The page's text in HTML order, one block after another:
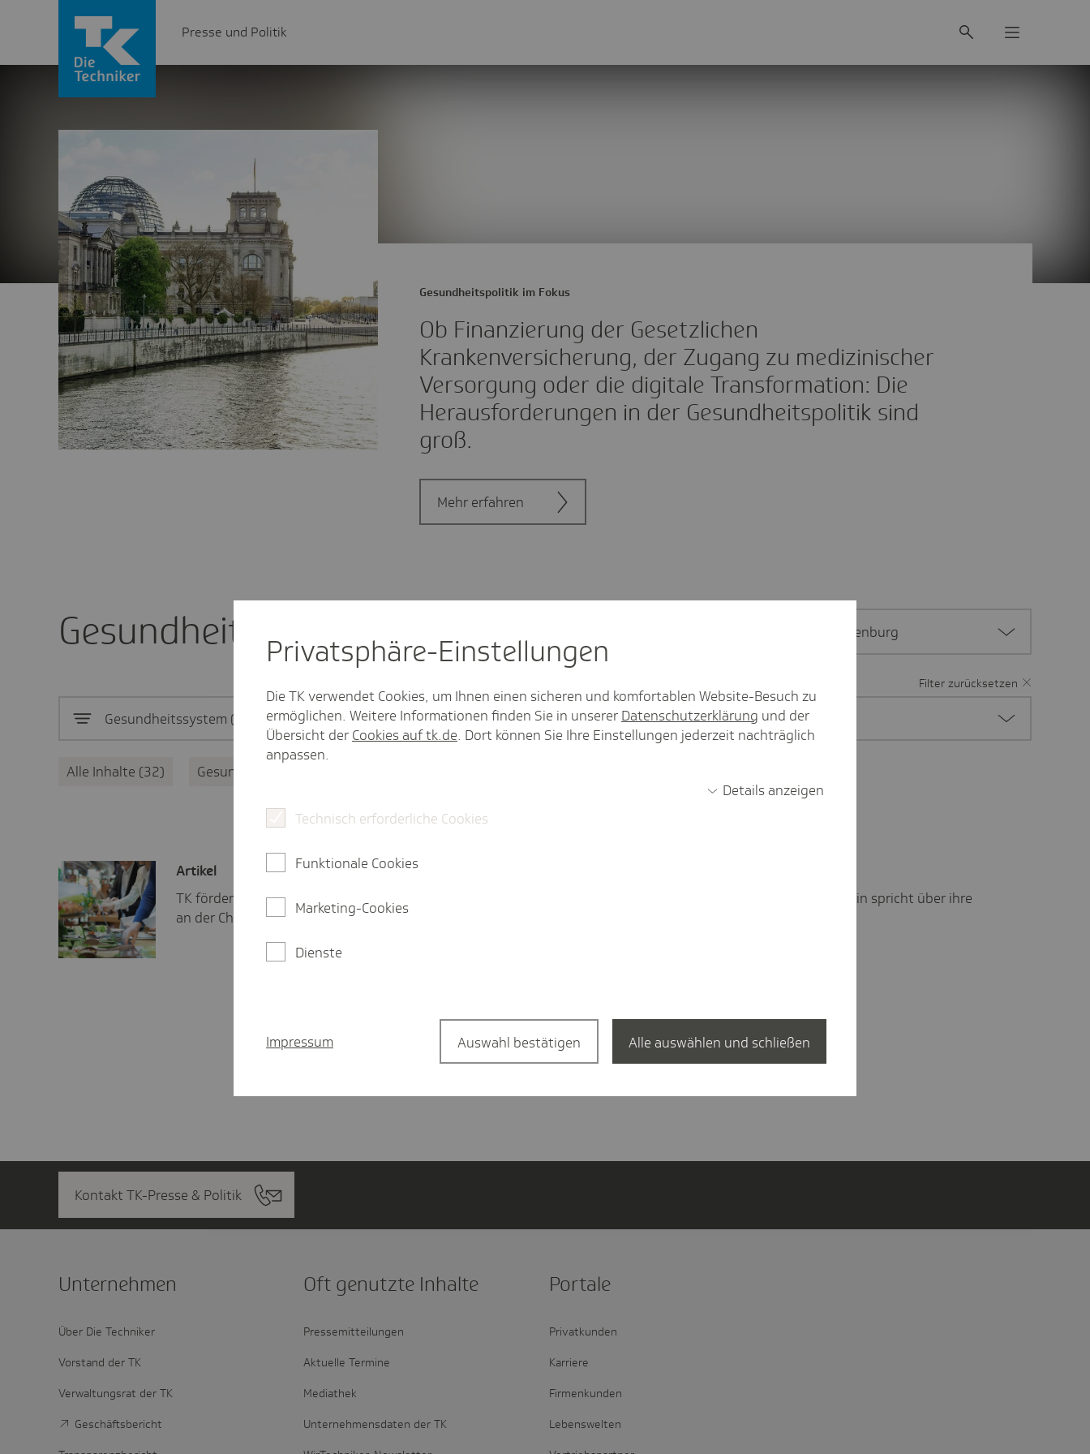
Presse und Politik
Ob Finanzierung der Gesetzlichen
Krankenversicherung, der Zugang zu medizinischer
Versorgung oder die digitale Transformation: Die
Herausforderungen in der Gesundheitspolitik sind
groß.
Gesundheitspolitik im Fokus
Mehr erfahren
Gesundheitssystem: Nachhaltigkeit
Filter zurücksetzen
Gesundheitssystem
Alle Inhalte 32 Gesundheitspolitik
Berlin/Brandenburg
Artikel
TK fördert Projekt zum nachhaltigeren Essenangebot
an der Charité.
Die TK-Nachhaltigkeitsmanagerin spricht über ihre
Kontakt TK-Presse & Politik
Unter­nehmen
Über Die Techniker
Vorstand der TK
Verwaltungsrat der TK
Geschäftsbericht
Oft genutzte Inhalte
Pressemitteilungen
Aktuelle Termine
Mediathek
Unternehmensdaten der TK
Portale
Privatkunden
Karriere
Firmenkunden
Lebenswelten
Privat­sphäre-Einstel­lungen
Die TK verwendet Cookies, um Ihnen einen sicheren und komfortablen Website-Besuch zu
ermöglichen. Weitere Informationen finden Sie in unserer Datenschutzerklärung und der
Übersicht der Cookies auf tk.de. Dort können Sie Ihre Einstellungen jederzeit nachträglich
anpassen.
Details anzeigen
Technisch erforderliche Cookies
Funktionale Cookies
Marketing-Cookies
Dienste
Impressum Auswahl bestätigen Alle auswählen und schließen